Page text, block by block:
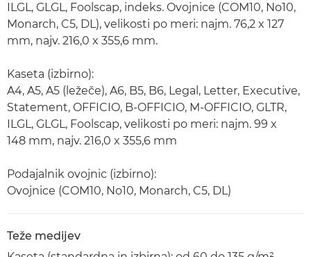
ILGL, GLGL, Foolscap, indeks. Ovojnice (COM10, No10,
Monarch, C5, DL), velikosti po meri: najm. 76,2 x 127
mm, najv. 216,0 x 355,6 mm.
Kaseta (izbirno):
A4, A5, A5 (ležeče), A6, B5, B6, Legal, Letter, Executive,
Statement, OFFICIO, B-OFFICIO, M-OFFICIO, GLTR,
ILGL, GLGL, Foolscap, velikosti po meri: najm. 99 x
148 mm, najv. 216,0 x 355,6 mm
Podajalnik ovojnic (izbirno):
Ovojnice (COM10, No10, Monarch, C5, DL)
Teže medijev